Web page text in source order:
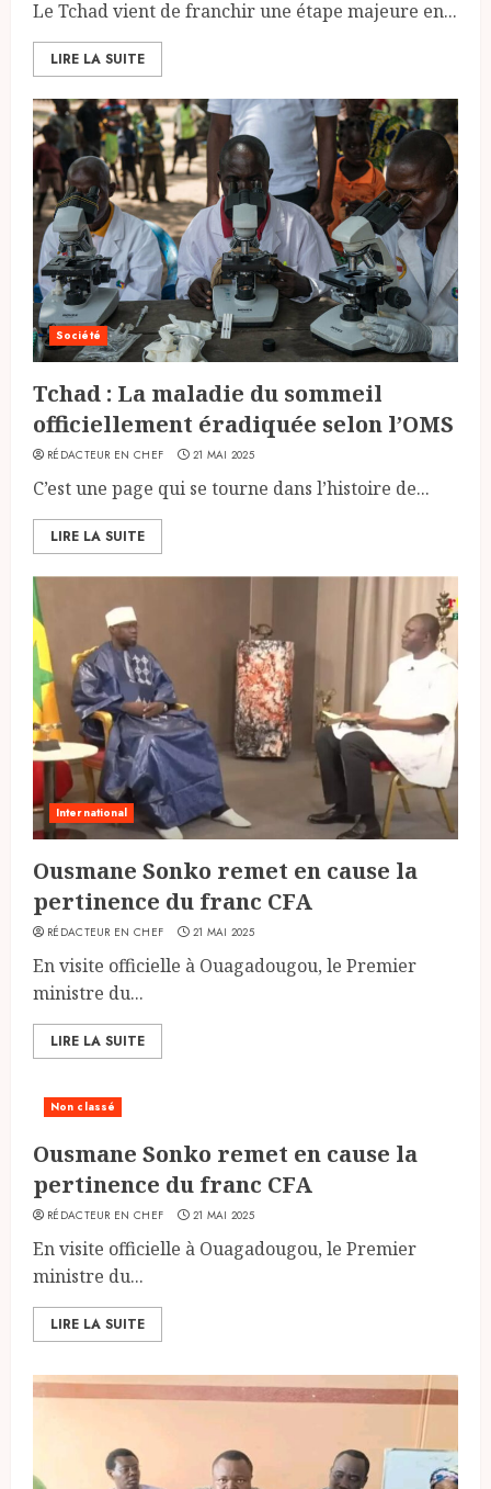
Le Tchad vient de franchir une étape majeure en...
LIRE LA SUITE
Société
Tchad : La maladie du sommeil
officiellement éradiquée selon l’OMS
RÉDACTEUR EN CHEF 21 MAI 2025
C’est une page qui se tourne dans l’histoire de...
LIRE LA SUITE
International
Ousmane Sonko remet en cause la
pertinence du franc CFA
RÉDACTEUR EN CHEF 21 MAI 2025
En visite officielle à Ouagadougou, le Premier
ministre du...
LIRE LA SUITE
Non classé
Ousmane Sonko remet en cause la
pertinence du franc CFA
RÉDACTEUR EN CHEF 21 MAI 2025
En visite officielle à Ouagadougou, le Premier
ministre du...
LIRE LA SUITE